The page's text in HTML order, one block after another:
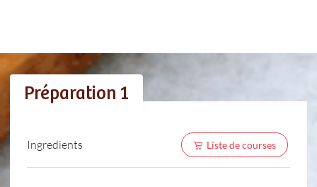
Préparation 1
Ingredients Liste de courses